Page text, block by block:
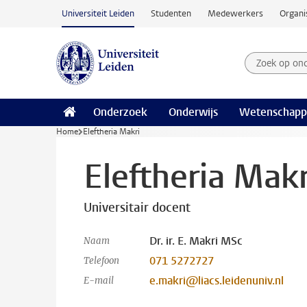
Ga naar hoofdinhoud
Universiteit Leiden Studenten Medewerkers
Zoek op
Zoekterm
Onderzoek Onderwijs
Home Eleftheria Makri
Eleftheria
Universitair docent
Naam Dr. ir. E. Makri MSc
Telefoon 071 5272727
E-mail e.makri@liacs.leidenuniv.nl